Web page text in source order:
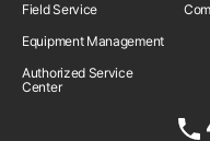
Field Service
Equipment Management
Authorized Service
Center